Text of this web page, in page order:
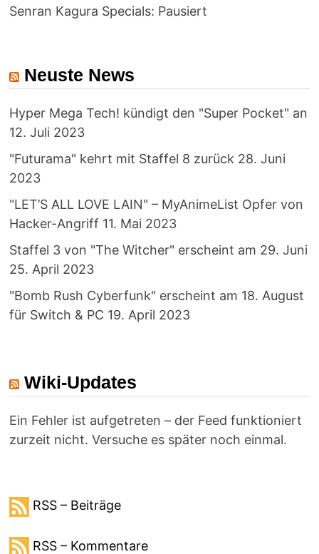
Senran Kagura Specials: Pausiert
Neuste News
Hyper Mega Tech! kündigt den "Super Pocket" an
12. Juli 2023
"Futurama" kehrt mit Staffel 8 zurück 28. Juni
2023
"LET’S ALL LOVE LAIN" – MyAnimeList Opfer von
Hacker-Angriff 11. Mai 2023
Staffel 3 von "The Witcher" erscheint am 29. Juni
25. April 2023
"Bomb Rush Cyberfunk" erscheint am 18. August
für Switch & PC 19. April 2023
Wiki-Updates
Ein Fehler ist aufgetreten – der Feed funktioniert
zurzeit nicht. Versuche es später noch einmal.
RSS – Beiträge
RSS – Kommentare